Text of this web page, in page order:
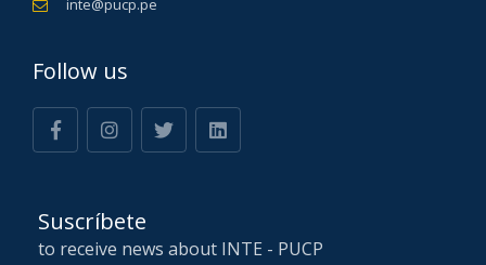
inte@pucp.pe
Follow us
Suscríbete
to receive news about INTE - PUCP